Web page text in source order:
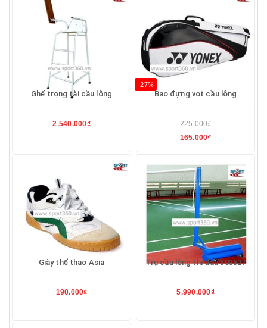
Ghế trọng tài cầu lông
2.540.000₫
-27%
Bao đựng vợt cầu lông
225.000₫
165.000₫
Giày thể thao Asia
190.000₫
Trụ cầu lông thi đấu 503527
5.990.000₫